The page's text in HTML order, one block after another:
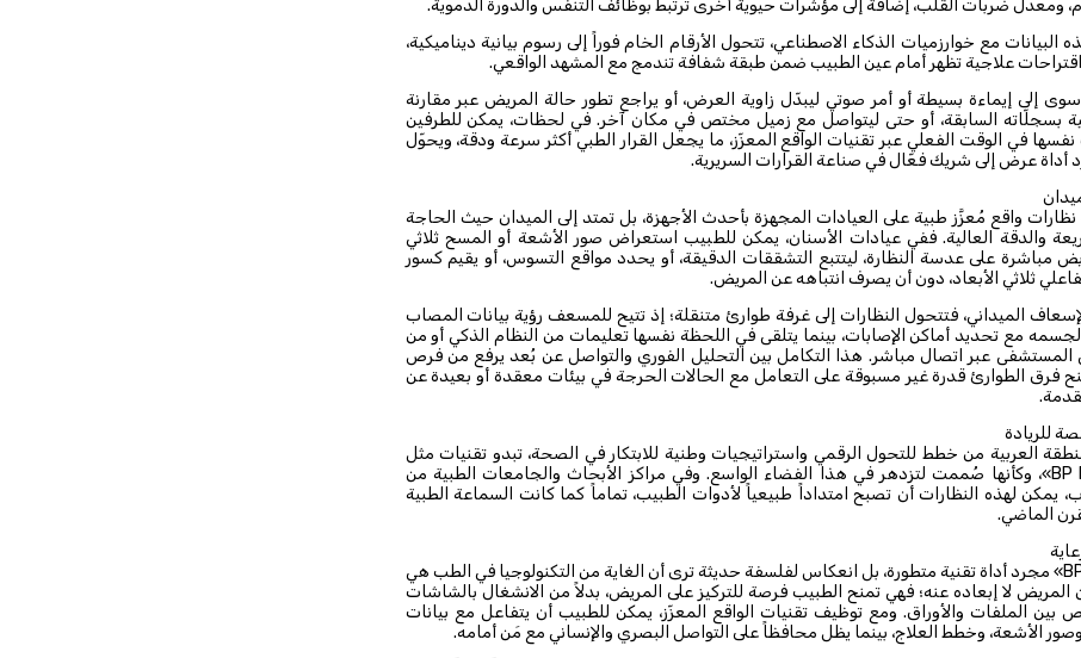
ومعدل ضربات القلب، إضافة إلى مؤشرات حيوية أخرى ترتبط بوظائف التنفس والدورة الدموية.
مع خوارزميات الذكاء الاصطناعي، تتحول الأرقام الخام فوراً إلى رسوم بيانية ديناميكية،
واقتراحات علاجية تظهر أمام عين الطبيب ضمن طبقة شفافة تندمج مع المشهد الواقعي.
إلى إيماءة بسيطة أو أمر صوتي ليبدّل زاوية العرض، أو يراجع تطور حالة المريض عبر مقارنة
بسجلّاته السابقة، أو حتى ليتواصل مع زميل مختص في مكان آخر. في لحظات، يمكن للطرفين
نفسها في الوقت الفعلي عبر تقنيات الواقع المعزّز، ما يجعل القرار الطبي أكثر سرعة ودقة، ويحوّل
أداة عرض إلى شريك فعّال في صناعة القرارات السريرية.
نظارات واقع مُعزَّز طبية على العيادات المجهزة بأحدث الأجهزة، بل تمتد إلى الميدان حيث الحاجة
والدقة العالية. ففي عيادات الأسنان، يمكن للطبيب استعراض صور الأشعة أو المسح ثلاثي
مباشرة على عدسة النظارة، ليتتبع التشققات الدقيقة، أو يحدد مواقع التسوس، أو يقيم كسور
ثلاثي الأبعاد، دون أن يصرف انتباهه عن المريض.
الميداني، فتتحول النظارات إلى غرفة طوارئ متنقلة؛ إذ تتيح للمسعف رؤية بيانات المصاب
لجسمه مع تحديد أماكن الإصابات، بينما يتلقى في اللحظة نفسها تعليمات من النظام الذكي أو من
عبر اتصال مباشر. هذا التكامل بين التحليل الفوري والتواصل عن بُعد يرفع من فرص
فرق الطوارئ قدرة غير مسبوقة على التعامل مع الحالات الحرجة في بيئات معقدة أو بعيدة عن
للريادة
العربية من خطط للتحول الرقمي واستراتيجيات وطنية للابتكار في الصحة، تبدو تقنيات مثل
نظارات «BP Doctor»، وكأنها صُممت لتزدهر في هذا الفضاء الواسع. وفي مراكز الأبحاث والجامعات الطبية من
يمكن لهذه النظارات أن تصبح امتداداً طبيعياً لأدوات الطبيب، تماماً كما كانت السماعة الطبية
الماضي.
ليست «BP Doctor» مجرد أداة تقنية متطورة، بل انعكاس لفلسفة حديثة ترى أن الغاية من التكنولوجيا في الطب هي
لا إبعاده عنه؛ فهي تمنح الطبيب فرصة للتركيز على المريض، بدلاً من الانشغال بالشاشات
بين الملفات والأوراق. ومع توظيف تقنيات الواقع المعزّز، يمكن للطبيب أن يتفاعل مع بيانات
وصور الأشعة، وخطط العلاج، بينما يظل محافظاً على التواصل البصري والإنساني مع مَن أمامه.